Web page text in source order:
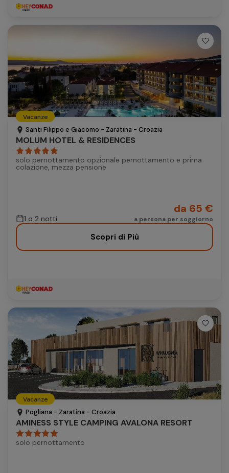
Vacanze
Santi Filippo e Giacomo - Zaratina - Croazia
MOLUM HOTEL & RESIDENCES
solo pernottamento opzionale pernottamento e prima
colazione, mezza pensione
1 o 2 notti
da 65 €
a persona per soggiorno
Scopri di Più
Vacanze
Pogliana - Zaratina - Croazia
AMINESS STYLE CAMPING AVALONA RESORT
solo pernottamento